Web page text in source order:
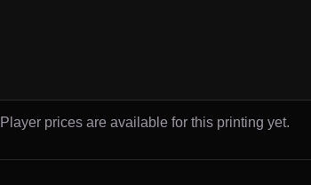
prices are available for this printing yet.